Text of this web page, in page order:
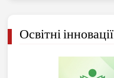
Освітні інновації